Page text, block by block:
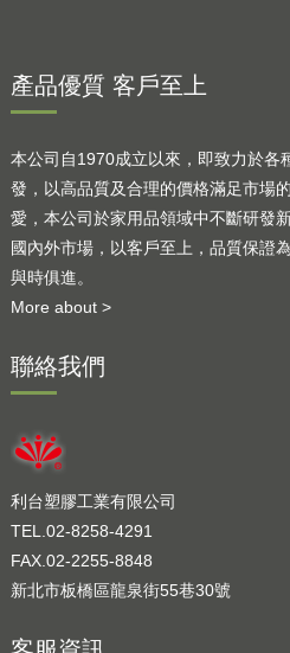
產品優質 客戶至上
本公司自1970成立以來，即致力於各
發，以高品質及合理的價格滿足市場
愛，本公司於家用品領域中不斷研發
國內外市場，以客戶至上，品質保證
與時俱進。
More about >
聯絡我們
利台塑膠工業有限公司
TEL.02-8258-4291
FAX.02-2255-8848
新北市板橋區龍泉街55巷30號